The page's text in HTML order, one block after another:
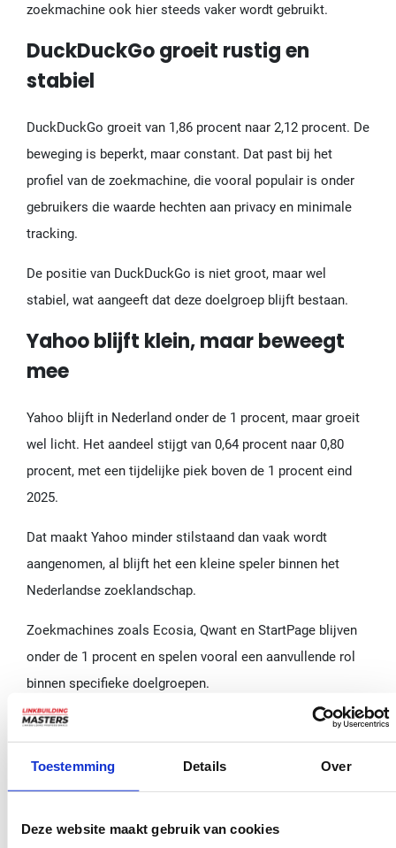
Toestemming Details Over
Deze website maakt gebruik van cookies
zoekmachine ook hier steeds vaker wordt gebruikt.
DuckDuckGo groeit rustig en
stabiel
DuckDuckGo groeit van 1,86 procent naar 2,12 procent. De
beweging is beperkt, maar constant. Dat past bij het
profiel van de zoekmachine, die vooral populair is onder
gebruikers die waarde hechten aan privacy en minimale
tracking.
De positie van DuckDuckGo is niet groot, maar wel
stabiel, wat aangeeft dat deze doelgroep blijft bestaan.
Yahoo blijft klein, maar beweegt
mee
Yahoo blijft in Nederland onder de 1 procent, maar groeit
wel licht. Het aandeel stijgt van 0,64 procent naar 0,80
procent, met een tijdelijke piek boven de 1 procent eind
2025.
Dat maakt Yahoo minder stilstaand dan vaak wordt
aangenomen, al blijft het een kleine speler binnen het
Nederlandse zoeklandschap.
Zoekmachines zoals Ecosia, Qwant en StartPage blijven
onder de 1 procent en spelen vooral een aanvullende rol
binnen specifieke doelgroepen.
Ken je markt en je zoekgedrag
Welke zoekmachines relevant zijn, hangt sterk af van je
markt en doelgroep. In Nederland blijft Google de
dat een bredere kijk steeds relevanter wordt.